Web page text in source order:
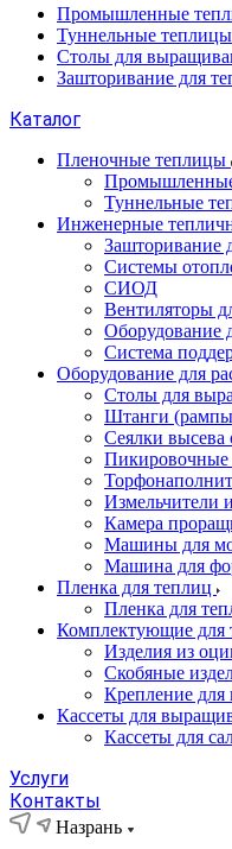
Промышленные
Туннельные теплицы
Столы для
Зашторивание для
Каталог
Пленочные теплицы
Туннельные
Инженерные
Зашторивание
Системы
СИОД
Вентиляторы
Оборудование
Система
Оборудование для
Столы для
Штанги
Сеялки высева
Измельчители
Камера
Машины для
Машина для
Пленка для теплиц
Пленка для
Комплектующие для
Изделия из
Скобяные
Крепление для
Кассеты для
Кассеты для
Услуги
Контакты
Назрань